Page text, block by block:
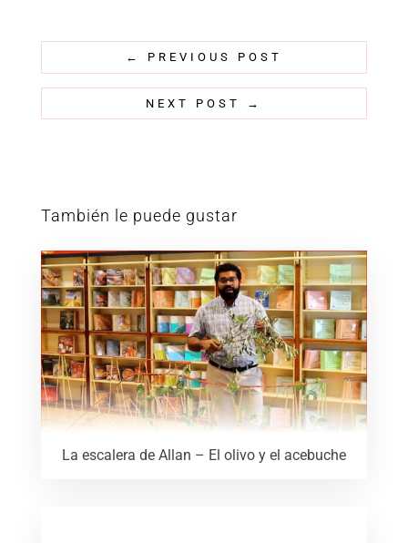
← PREVIOUS POST
NEXT POST →
También le puede gustar
La escalera de Allan – El olivo y el acebuche